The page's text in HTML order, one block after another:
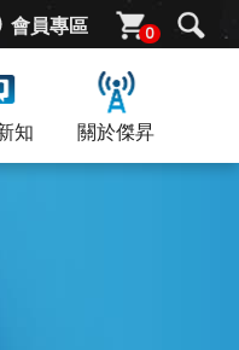
會員專區 0
知 關於傑昇